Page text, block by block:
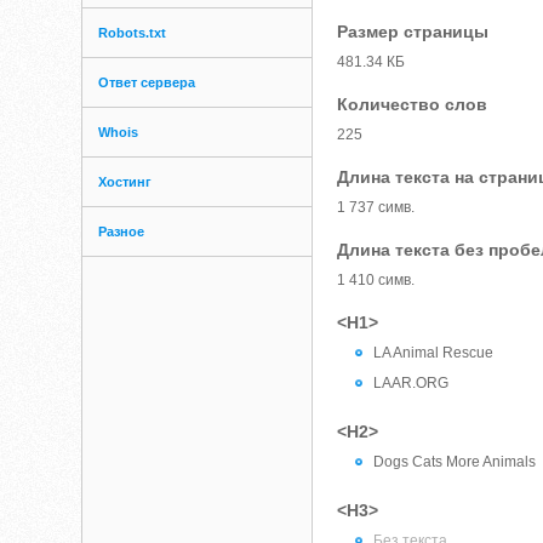
Robots.txt
Ответ сервера
Whois
Хостинг
Разное
Размер страницы
481.34 КБ
Количество слов
225
Длина текста на
1 737 симв.
Длина текста без
1 410 симв.
<H1>
​​LA Animal Rescue
LAAR.ORG
<H2>
Dogs Cats More Animals
<H3>